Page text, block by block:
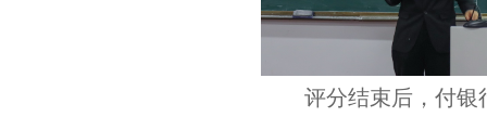
评分结束后，付银